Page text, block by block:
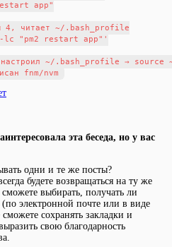
app"
4, читает ~/.bash_profile
-lc "pm2 restart app"'
настроил ~/.bash_profile → source
эта беседа, но у вас
одни и те же посты?
будете возвращаться на ту же
выбирать, получать ли
электронной почте или в виде
сохранять закладки и
свою благодарность